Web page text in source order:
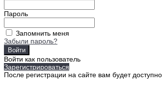
Пароль
Запомнить меня
Забыли пароль?
Войти как пользователь
Зарегистрироваться
После регистрации на сайте вам будет